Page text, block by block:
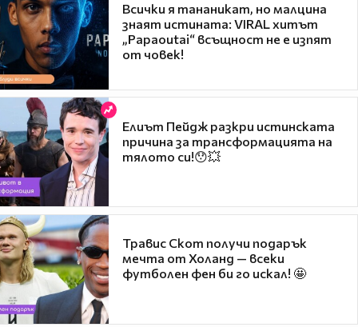
Всички я тананикат, но малцина
знаят истината: VIRAL хитът
„Papaoutai“ всъщност не е изпят
от човек!
Елиът Пейдж разкри истинската
причина за трансформацията на
тялото си!😯💥
Травис Скот получи подарък
мечта от Холанд — всеки
футболен фен би го искал! 🤩